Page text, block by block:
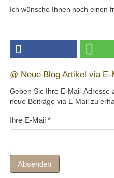
Ich wünsche Ihnen noch einen
@ Neue Blog Artikel via E-
Geben Sie Ihre E-Mail-Adresse
neue Beiträge via E-Mail zu
Ihre E-Mail*
Absenden